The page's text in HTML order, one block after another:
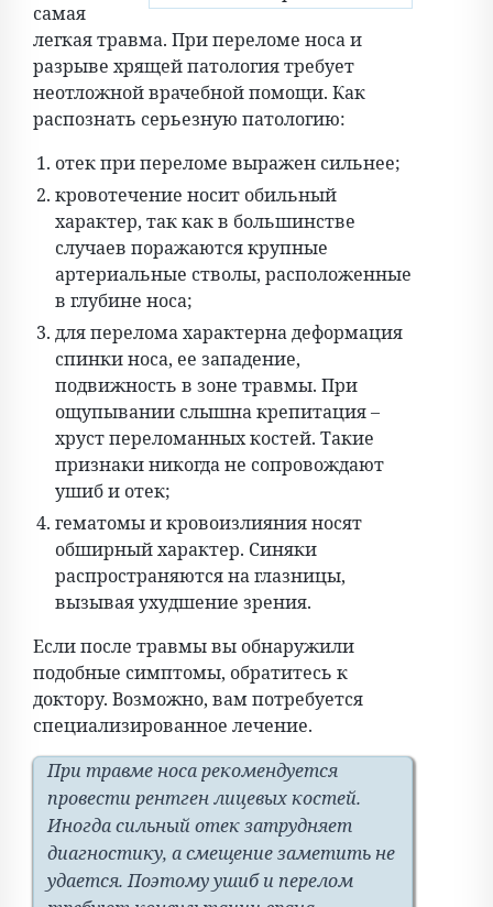
самая
легкая травма. При переломе носа и
разрыве хрящей патология требует
неотложной врачебной помощи. Как
распознать серьезную патологию:
отек при переломе выражен сильнее;
кровотечение носит обильный
характер, так как в большинстве
случаев поражаются крупные
артериальные стволы, расположенные
в глубине носа;
для перелома характерна деформация
спинки носа, ее западение,
подвижность в зоне травмы. При
ощупывании слышна крепитация –
хруст переломанных костей. Такие
признаки никогда не сопровождают
ушиб и отек;
гематомы и кровоизлияния носят
обширный характер. Синяки
распространяются на глазницы,
вызывая ухудшение зрения.
Если после травмы вы обнаружили
подобные симптомы, обратитесь к
доктору. Возможно, вам потребуется
специализированное лечение.
При травме носа рекомендуется
провести рентген лицевых костей.
Иногда сильный отек затрудняет
диагностику, а смещение заметить не
удается. Поэтому ушиб и перелом